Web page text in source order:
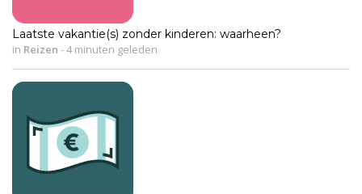
Laatste vakantie(s) zonder kinderen: waarheen?
in Reizen -4 minuten geleden